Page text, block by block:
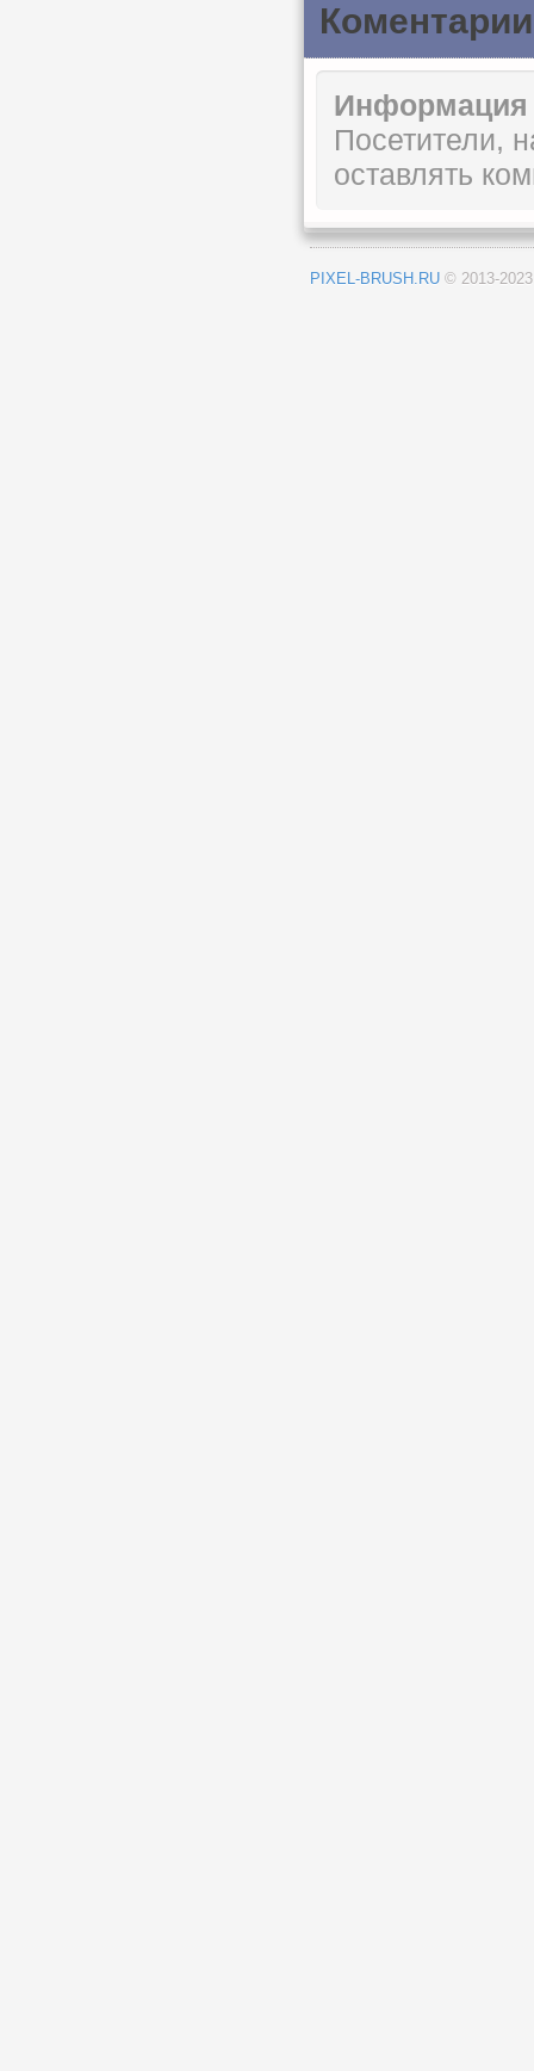
Коментарии
Информация
Посетители,
оставлять
PIXEL-BRUSH.RU © 2013-